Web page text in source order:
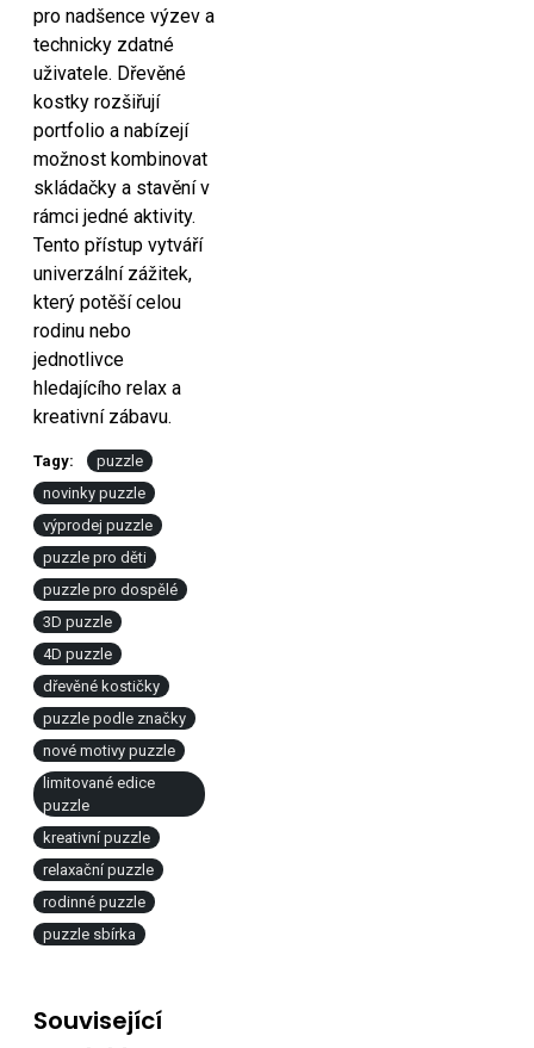
pro nadšence výzev a
technicky zdatné
uživatele. Dřevěné
kostky rozšiřují
portfolio a nabízejí
možnost kombinovat
skládačky a stavění v
rámci jedné aktivity.
Tento přístup vytváří
univerzální zážitek,
který potěší celou
rodinu nebo
jednotlivce
hledajícího relax a
kreativní zábavu.
Tagy:
puzzle
novinky puzzle
výprodej puzzle
puzzle pro děti
puzzle pro dospělé
3D puzzle
4D puzzle
dřevěné kostičky
puzzle podle značky
nové motivy puzzle
limitované edice
puzzle
kreativní puzzle
relaxační puzzle
rodinné puzzle
puzzle sbírka
Související